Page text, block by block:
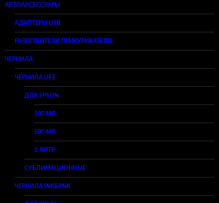
АВТОАКСЕССУАРЫ
АДАПТЕРЫ USB
РАЗВЕТВИТЕЛИ ПРИКУРИВАТЕЛЯ
ЧЕРНИЛА
ЧЕРНИЛА LIFE
ДЛЯ EPSON
100 МЛ
500 МЛ
1 ЛИТР
СУБЛИМАЦИОННЫЕ
ЧЕРНИЛА INKBANK